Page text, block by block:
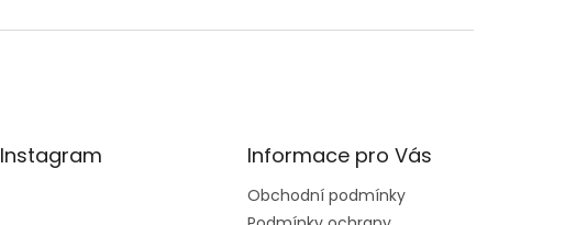
Instagram Informace pro Vás
Obchodní podmínky